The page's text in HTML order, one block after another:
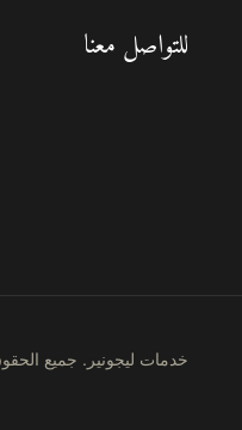
للتواصل معنا
© 2025 خدمات ليجونير. جميع